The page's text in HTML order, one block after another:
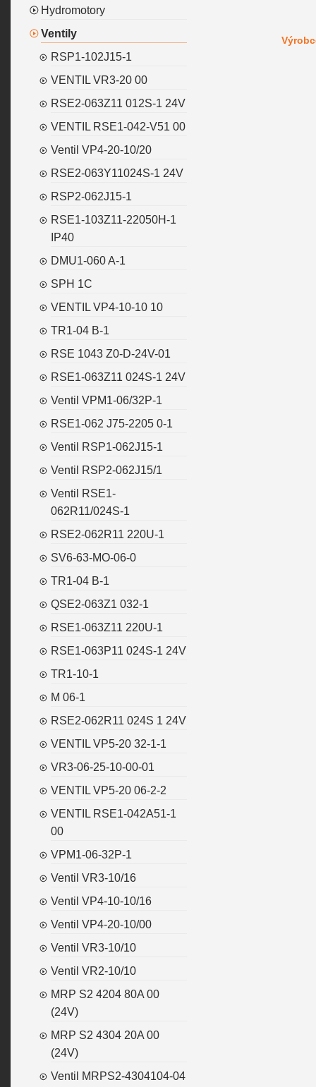
Hydromotory
Ventily
RSP1-102J15-1
VENTIL VR3-20 00
RSE2-063Z11 012S-1 24V
VENTIL RSE1-042-V51 00
Ventil VP4-20-10/20
RSE2-063Y11024S-1 24V
RSP2-062J15-1
RSE1-103Z11-22050H-1
IP40
DMU1-060 A-1
SPH 1C
VENTIL VP4-10-10 10
TR1-04 B-1
RSE 1043 Z0-D-24V-01
RSE1-063Z11 024S-1 24V
Ventil VPM1-06/32P-1
RSE1-062 J75-2205 0-1
Ventil RSP1-062J15-1
Ventil RSP2-062J15/1
Ventil RSE1-
062R11/024S-1
RSE2-062R11 220U-1
SV6-63-MO-06-0
TR1-04 B-1
QSE2-063Z1 032-1
RSE1-063Z11 220U-1
RSE1-063P11 024S-1 24V
TR1-10-1
M 06-1
RSE2-062R11 024S 1 24V
VENTIL VP5-20 32-1-1
VR3-06-25-10-00-01
VENTIL VP5-20 06-2-2
VENTIL RSE1-042A51-1
00
VPM1-06-32P-1
Ventil VR3-10/16
Ventil VP4-10-10/16
Ventil VP4-20-10/00
Ventil VR3-10/10
Ventil VR2-10/10
MRP S2 4204 80A 00
(24V)
MRP S2 4304 20A 00
(24V)
Ventil MRPS2-4304104-04